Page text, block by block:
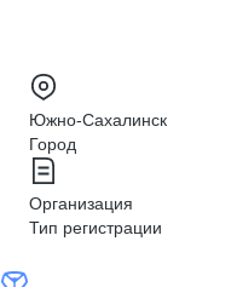
Южно-Сахалинск
Город
Организация
Тип регистрации